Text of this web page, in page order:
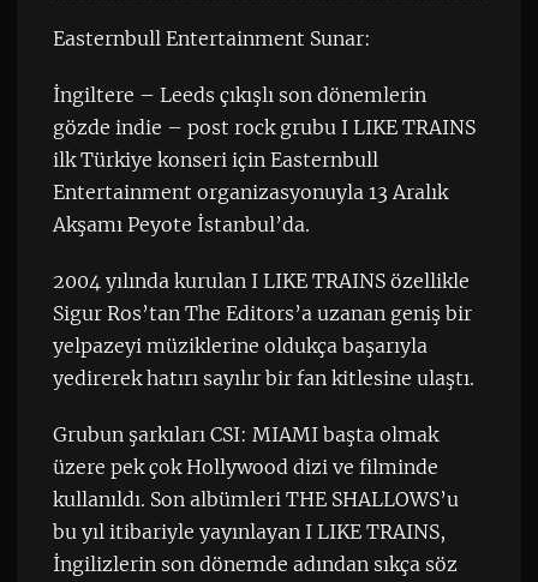
Easternbull Entertainment Sunar:
İngiltere – Leeds çıkışlı son dönemlerin
gözde indie – post rock grubu I LIKE TRAINS
ilk Türkiye konseri için Easternbull
Entertainment organizasyonuyla 13 Aralık
Akşamı Peyote İstanbul’da.
2004 yılında kurulan I LIKE TRAINS özellikle
Sigur Ros’tan The Editors’a uzanan geniş bir
yelpazeyi müziklerine oldukça başarıyla
yedirerek hatırı sayılır bir fan kitlesine ulaştı.
Grubun şarkıları CSI: MIAMI başta olmak
üzere pek çok Hollywood dizi ve filminde
kullanıldı. Son albümleri THE SHALLOWS’u
bu yıl itibariyle yayınlayan I LIKE TRAINS,
İngilizlerin son dönemde adından sıkça söz